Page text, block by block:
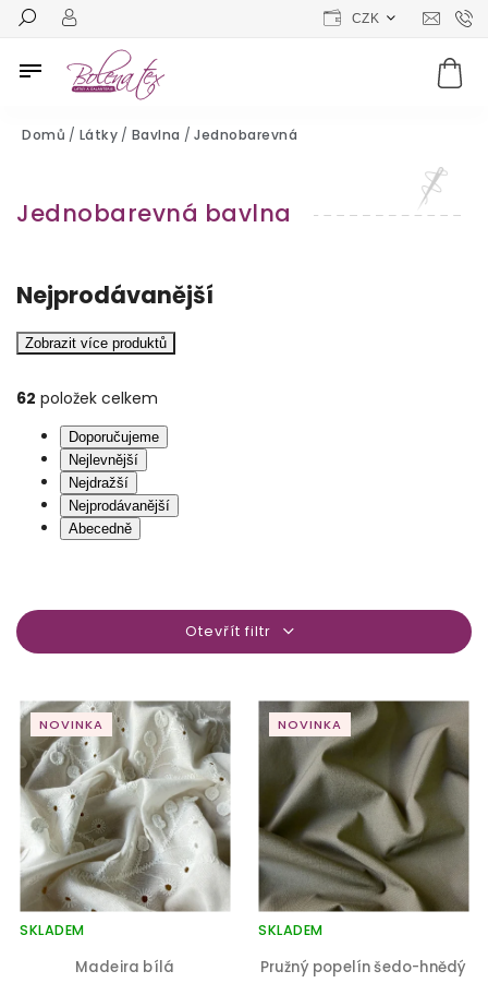
CZK
Domů / Látky / Bavlna / Jednobarevná
Jednobarevná bavlna
Nejprodávanější
Zobrazit více produktů
Doporučujeme
Nejlevnější
Nejdražší
Nejprodávanější
Abecedně
62 položek celkem
Otevřít filtr
NOVINKA
Madeira bílá
SKLADEM
NOVINKA
Pružný popelín šedo-hnědý
SKLADEM